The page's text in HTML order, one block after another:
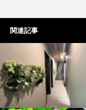
関連記事